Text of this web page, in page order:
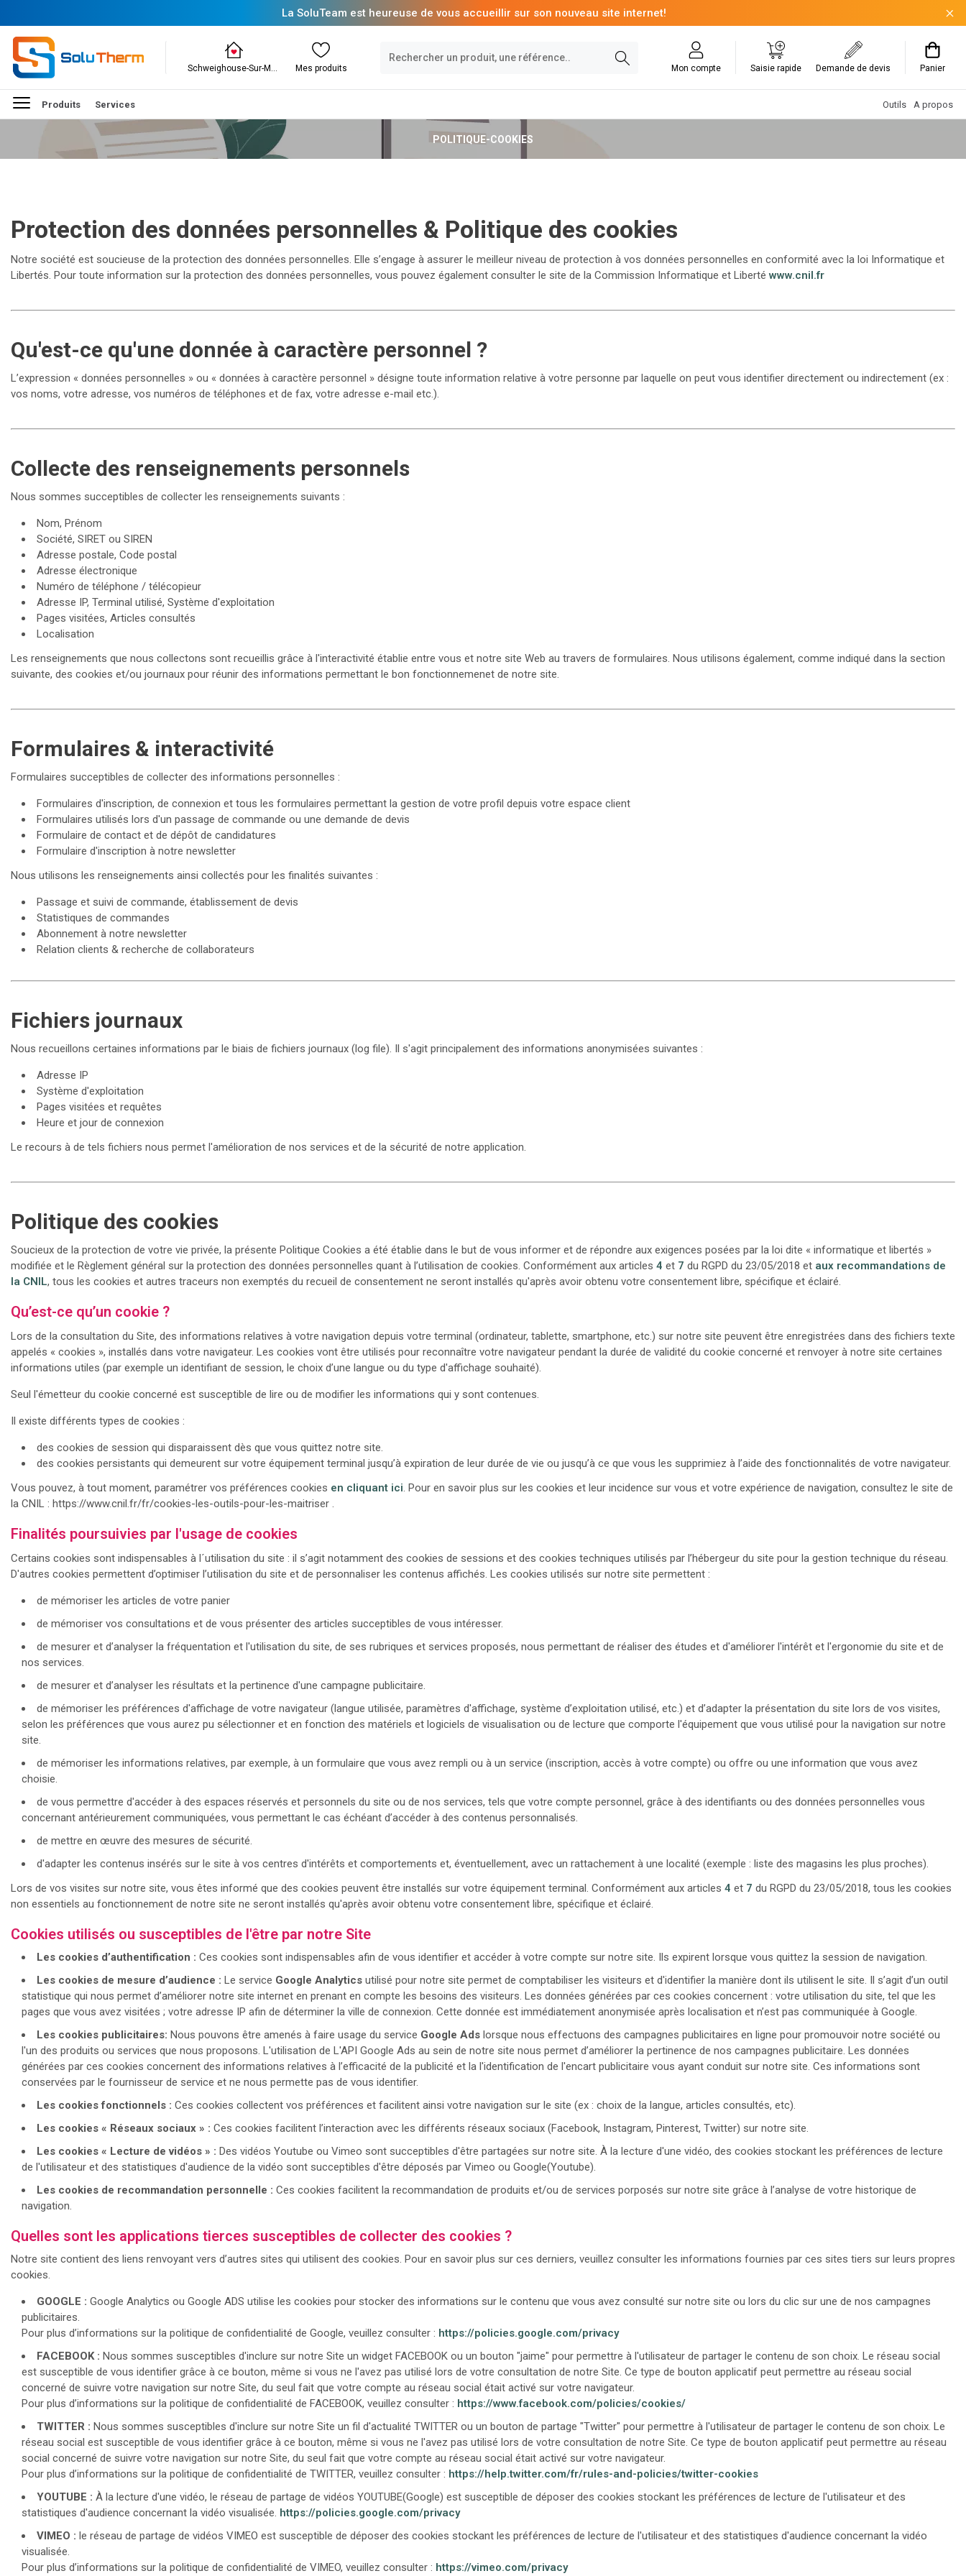
La SoluTeam est heureuse de vous accueillir sur son nouveau site internet!
Schweighouse-Sur-Moder Mes produits Mon compte Saisie rapide Demande de devis Panier
Produits Services Outils A propos
POLITIQUE-COOKIES
Protection des données personnelles & Politique des cookies
Notre société est soucieuse de la protection des données personnelles. Elle s’engage à assurer le meilleur niveau de protection à vos données personnelles en conformité avec la loi Informatique et
Libertés. Pour toute information sur la protection des données personnelles, vous pouvez également consulter le site de la Commission Informatique et Libertéwww.cnil.fr
Qu'est-ce qu'une donnée à caractère personnel ?
L’expression « données personnelles » ou « données à caractère personnel » désigne toute information relative à votre personne par laquelle on peut vous identifier directement ou indirectement (ex :
vos noms, votre adresse, vos numéros de téléphones et de fax, votre adresse e-mail etc.).
Collecte des renseignements personnels
Nous sommes succeptibles de collecter les renseignements suivants :
Nom, Prénom
Société, SIRET ou SIREN
Adresse postale, Code postal
Adresse électronique
Numéro de téléphone / télécopieur
Adresse IP, Terminal utilisé, Système d'exploitation
Pages visitées, Articles consultés
Localisation
Les renseignements que nous collectons sont recueillis grâce à l'interactivité établie entre vous et notre site Web au travers de formulaires. Nous utilisons également, comme indiqué dans la section
suivante, des cookies et/ou journaux pour réunir des informations permettant le bon fonctionnemenet de notre site.
Formulaires & interactivité
Formulaires succeptibles de collecter des informations personnelles :
Formulaires d'inscription, de connexion et tous les formulaires permettant la gestion de votre profil depuis votre espace client
Formulaires utilisés lors d'un passage de commande ou une demande de devis
Formulaire de contact et de dépôt de candidatures
Formulaire d'inscription à notre newsletter
Nous utilisons les renseignements ainsi collectés pour les finalités suivantes :
Passage et suivi de commande, établissement de devis
Statistiques de commandes
Abonnement à notre newsletter
Relation clients & recherche de collaborateurs
Fichiers journaux
Nous recueillons certaines informations par le biais de fichiers journaux (log file). Il s'agit principalement des informations anonymisées suivantes :
Adresse IP
Système d'exploitation
Pages visitées et requêtes
Heure et jour de connexion
Le recours à de tels fichiers nous permet l'amélioration de nos services et de la sécurité de notre application.
Politique des cookies
Soucieux de la protection de votre vie privée, la présente Politique Cookies a été établie dans le but de vous informer et de répondre aux exigences posées par la loi dite « informatique et libertés »
modifiée et le Règlement général sur la protection des données personnelles quant à l’utilisation de cookies. Conformément aux articles 4 et 7 du RGPD du 23/05/2018 et aux recommandations de
la CNIL, tous les cookies et autres traceurs non exemptés du recueil de consentement ne seront installés qu'après avoir obtenu votre consentement libre, spécifique et éclairé.
Qu’est-ce qu’un cookie ?
Lors de la consultation du Site, des informations relatives à votre navigation depuis votre terminal (ordinateur, tablette, smartphone, etc.) sur notre site peuvent être enregistrées dans des fichiers texte
appelés « cookies », installés dans votre navigateur. Les cookies vont être utilisés pour reconnaître votre navigateur pendant la durée de validité du cookie concerné et renvoyer à notre site certaines
informations utiles (par exemple un identifiant de session, le choix d’une langue ou du type d'affichage souhaité).
Seul l'émetteur du cookie concerné est susceptible de lire ou de modifier les informations qui y sont contenues.
Il existe différents types de cookies :
des cookies de session qui disparaissent dès que vous quittez notre site.
des cookies persistants qui demeurent sur votre équipement terminal jusqu’à expiration de leur durée de vie ou jusqu’à ce que vous les supprimiez à l’aide des fonctionnalités de votre navigateur.
Vous pouvez, à tout moment, paramétrer vos préférences cookies en cliquant ici. Pour en savoir plus sur les cookies et leur incidence sur vous et votre expérience de navigation, consultez le site de
la CNIL : https://www.cnil.fr/fr/cookies-les-outils-pour-les-maitriser .
Finalités poursuivies par l'usage de cookies
Certains cookies sont indispensables à l´utilisation du site : il s’agit notamment des cookies de sessions et des cookies techniques utilisés par l’hébergeur du site pour la gestion technique du réseau.
D'autres cookies permettent d’optimiser l’utilisation du site et de personnaliser les contenus affichés. Les cookies utilisés sur notre site permettent :
de mémoriser les articles de votre panier
de mémoriser vos consultations et de vous présenter des articles succeptibles de vous intéresser.
de mesurer et d’analyser la fréquentation et l'utilisation du site, de ses rubriques et services proposés, nous permettant de réaliser des études et d'améliorer l'intérêt et l'ergonomie du site et de
nos services.
de mesurer et d’analyser les résultats et la pertinence d'une campagne publicitaire.
de mémoriser les préférences d'affichage de votre navigateur (langue utilisée, paramètres d'affichage, système d’exploitation utilisé, etc.) et d’adapter la présentation du site lors de vos visites,
selon les préférences que vous aurez pu sélectionner et en fonction des matériels et logiciels de visualisation ou de lecture que comporte l'équipement que vous utilisé pour la navigation sur notre
site.
de mémoriser les informations relatives, par exemple, à un formulaire que vous avez rempli ou à un service (inscription, accès à votre compte) ou offre ou une information que vous avez
choisie.
de vous permettre d'accéder à des espaces réservés et personnels du site ou de nos services, tels que votre compte personnel, grâce à des identifiants ou des données personnelles vous
concernant antérieurement communiquées, vous permettant le cas échéant d’accéder à des contenus personnalisés.
de mettre en œuvre des mesures de sécurité.
d'adapter les contenus insérés sur le site à vos centres d'intérêts et comportements et, éventuellement, avec un rattachement à une localité (exemple : liste des magasins les plus proches).
Lors de vos visites sur notre site, vous êtes informé que des cookies peuvent être installés sur votre équipement terminal. Conformément aux articles 4 et 7 du RGPD du 23/05/2018, tous les cookies
non essentiels au fonctionnement de notre site ne seront installés qu'après avoir obtenu votre consentement libre, spécifique et éclairé.
Cookies utilisés ou susceptibles de l'être par notre Site
Les cookies d’authentification : Ces cookies sont indispensables afin de vous identifier et accéder à votre compte sur notre site. Ils expirent lorsque vous quittez la session de navigation.
Les cookies de mesure d’audience : Le service Google Analytics utilisé pour notre site permet de comptabiliser les visiteurs et d'identifier la manière dont ils utilisent le site. Il s’agit d’un outil
statistique qui nous permet d’améliorer notre site internet en prenant en compte les besoins des visiteurs. Les données générées par ces cookies concernent : votre utilisation du site, tel que les
pages que vous avez visitées ; votre adresse IP afin de déterminer la ville de connexion. Cette donnée est immédiatement anonymisée après localisation et n’est pas communiquée à Google.
Les cookies publicitaires: Nous pouvons être amenés à faire usage du service Google Ads lorsque nous effectuons des campagnes publicitaires en ligne pour promouvoir notre société ou
l'un des produits ou services que nous proposons. L'utilisation de L'API Google Ads au sein de notre site nous permet d’améliorer la pertinence de nos campagnes publicitaire. Les données
générées par ces cookies concernent des informations relatives à l’efficacité de la publicité et la l'identification de l'encart publicitaire vous ayant conduit sur notre site. Ces informations sont
conservées par le fournisseur de service et ne nous permette pas de vous identifier.
Les cookies fonctionnels : Ces cookies collectent vos préférences et facilitent ainsi votre navigation sur le site (ex : choix de la langue, articles consultés, etc).
Les cookies « Réseaux sociaux » : Ces cookies facilitent l’interaction avec les différents réseaux sociaux (Facebook, Instagram, Pinterest, Twitter) sur notre site.
Les cookies « Lecture de vidéos » : Des vidéos Youtube ou Vimeo sont succeptibles d'être partagées sur notre site. À la lecture d'une vidéo, des cookies stockant les préférences de lecture
de l'utilisateur et des statistiques d'audience de la vidéo sont succeptibles d'être déposés par Vimeo ou Google(Youtube).
Les cookies de recommandation personnelle : Ces cookies facilitent la recommandation de produits et/ou de services porposés sur notre site grâce à l’analyse de votre historique de
navigation.
Quelles sont les applications tierces susceptibles de collecter des cookies ?
Notre site contient des liens renvoyant vers d’autres sites qui utilisent des cookies. Pour en savoir plus sur ces derniers, veuillez consulter les informations fournies par ces sites tiers sur leurs propres
cookies.
GOOGLE : Google Analytics ou Google ADS utilise les cookies pour stocker des informations sur le contenu que vous avez consulté sur notre site ou lors du clic sur une de nos campagnes
publicitaires.
Pour plus d’informations sur la politique de confidentialité de Google, veuillez consulter : https://policies.google.com/privacy
FACEBOOK : Nous sommes susceptibles d'inclure sur notre Site un widget FACEBOOK ou un bouton "jaime" pour permettre à l'utilisateur de partager le contenu de son choix. Le réseau social
est susceptible de vous identifier grâce à ce bouton, même si vous ne l'avez pas utilisé lors de votre consultation de notre Site. Ce type de bouton applicatif peut permettre au réseau social
concerné de suivre votre navigation sur notre Site, du seul fait que votre compte au réseau social était activé sur votre navigateur.
Pour plus d’informations sur la politique de confidentialité de FACEBOOK, veuillez consulter : https://www.facebook.com/policies/cookies/
TWITTER : Nous sommes susceptibles d'inclure sur notre Site un fil d'actualité TWITTER ou un bouton de partage "Twitter" pour permettre à l'utilisateur de partager le contenu de son choix. Le
réseau social est susceptible de vous identifier grâce à ce bouton, même si vous ne l'avez pas utilisé lors de votre consultation de notre Site. Ce type de bouton applicatif peut permettre au réseau
social concerné de suivre votre navigation sur notre Site, du seul fait que votre compte au réseau social était activé sur votre navigateur.
Pour plus d’informations sur la politique de confidentialité de TWITTER, veuillez consulter : https://help.twitter.com/fr/rules-and-policies/twitter-cookies
YOUTUBE : À la lecture d'une vidéo, le réseau de partage de vidéos YOUTUBE(Google) est susceptible de déposer des cookies stockant les préférences de lecture de l'utilisateur et des
statistiques d'audience concernant la vidéo visualisée. https://policies.google.com/privacy
VIMEO : le réseau de partage de vidéos VIMEO est susceptible de déposer des cookies stockant les préférences de lecture de l'utilisateur et des statistiques d'audience concernant la vidéo
visualisée.
Pour plus d’informations sur la politique de confidentialité de VIMEO, veuillez consulter : https://vimeo.com/privacy